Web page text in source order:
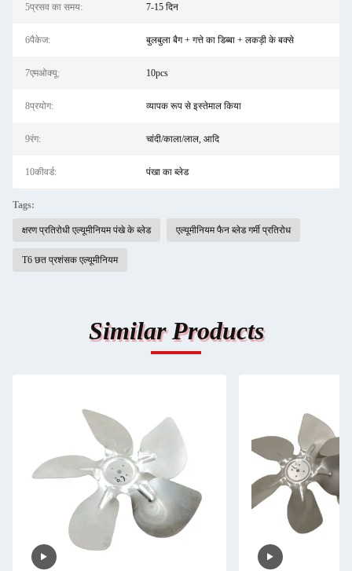
5प्रसव का समय: 7-15 दिन
6पैकेज: बुलबुला बैग + गत्ते का डिब्बा + लकड़ी के बक्से
7एमओक्यू: 10pcs
8प्रयोग: व्यापक रूप से इस्तेमाल किया
9रंग: चांदी/काला/लाल, आदि
10कीवर्ड: पंखा का ब्लेड
Tags:
क्षरण प्रतिरोधी एल्यूमीनियम पंखे के ब्लेड एल्यूमीनियम फैन ब्लेड गर्मी प्रतिरोध
T6 छत प्रशंसक एल्यूमीनियम
Similar Products